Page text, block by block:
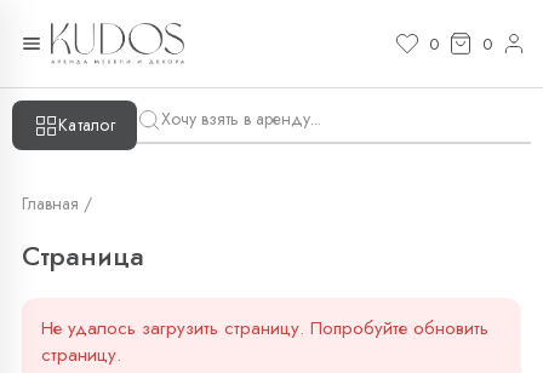
0 0
Каталог
Главная /
Страница
Не удалось загрузить страницу. Попробуйте обновить
страницу.